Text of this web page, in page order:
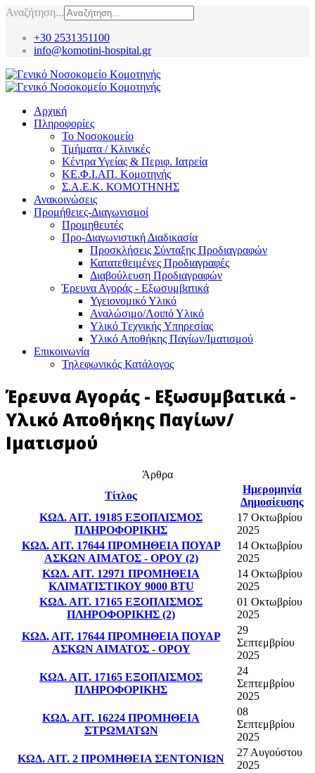
Αναζήτηση...
+30 2531351100
info@komotini-hospital.gr
Αρχική
Πληροφορίες
Το Νοσοκομείο
Τμήματα / Κλινικές
Κέντρα Υγείας & Περιφ. Ιατρεία
ΚΕ.Φ.Ι.ΑΠ. Κομοτηνής
Σ.Α.Ε.Κ. ΚΟΜΟΤΗΝΗΣ
Ανακοινώσεις
Προμήθειες-Διαγωνισμοί
Προμηθευτές
Προ-Διαγωνιστική Διαδικασία
Προσκλήσεις Σύνταξης Προδιαγραφών
Κατατεθειμένες Προδιαγραφές
Διαβούλευση Προδιαγραφών
Έρευνα Αγοράς - Εξωσυμβατικά
Υγειονομικό Υλικό
Αναλώσιμο/Λοιπό Υλικό
Υλικό Tεχνικής Yπηρεσίας
Υλικό Αποθήκης Παγίων/Ιματισμού
Επικοινωνία
Τηλεφωνικός Κατάλογος
Έρευνα Αγοράς - Εξωσυμβατικά -
Υλικό Αποθήκης Παγίων/
Ιματισμού
Άρθρα
Τίτλος
Ημερομηνία
Δημοσίευσης
ΚΩΔ. ΑΙΤ. 19185 ΕΞΟΠΛΙΣΜΟΣ
ΠΛΗΡΟΦΟΡΙΚΗΣ
17 Οκτωβρίου
2025
ΚΩΔ. ΑΙΤ. 17644 ΠΡΟΜΗΘΕΙΑ ΠΟΥΑΡ
ΑΣΚΩΝ ΑΙΜΑΤΟΣ - ΟΡΟΥ (2)
14 Οκτωβρίου
2025
ΚΩΔ. ΑΙΤ. 12971 ΠΡΟΜΗΘΕΙΑ
ΚΛΙΜΑΤΙΣΤΙΚΟΥ 9000 BTU
14 Οκτωβρίου
2025
ΚΩΔ. ΑΙΤ. 17165 ΕΞΟΠΛΙΣΜΟΣ
ΠΛΗΡΟΦΟΡΙΚΗΣ (2)
01 Οκτωβρίου
2025
ΚΩΔ. ΑΙΤ. 17644 ΠΡΟΜΗΘΕΙΑ ΠΟΥΑΡ
ΑΣΚΩΝ ΑΙΜΑΤΟΣ - ΟΡΟΥ
29
Σεπτεμβρίου
2025
ΚΩΔ. ΑΙΤ. 17165 ΕΞΟΠΛΙΣΜΟΣ
ΠΛΗΡΟΦΟΡΙΚΗΣ
24
Σεπτεμβρίου
2025
ΚΩΔ. ΑΙΤ. 16224 ΠΡΟΜΗΘΕΙΑ
ΣΤΡΩΜΑΤΩΝ
08
Σεπτεμβρίου
2025
ΚΩΔ. ΑΙΤ. 2 ΠΡΟΜΗΘΕΙΑ ΣΕΝΤΟΝΙΩΝ
27 Αυγούστου
2025